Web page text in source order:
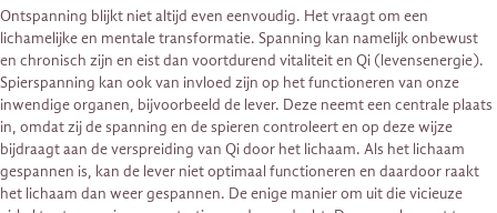
Ontspanning blijkt niet altijd even eenvoudig. Het vraagt om een
lichamelijke en mentale transformatie. Spanning kan namelijk onbewust
en chronisch zijn en eist dan voortdurend vitaliteit en Qi (levensenergie).
Spierspanning kan ook van invloed zijn op het functioneren van onze
inwendige organen, bijvoorbeeld de lever. Deze neemt een centrale plaats
in, omdat zij de spanning en de spieren controleert en op deze wijze
bijdraagt aan de verspreiding van Qi door het lichaam. Als het lichaam
gespannen is, kan de lever niet optimaal functioneren en daardoor raakt
het lichaam dan weer gespannen. De enige manier om uit die vicieuze